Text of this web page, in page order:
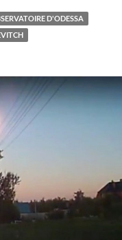
D'ODESSA